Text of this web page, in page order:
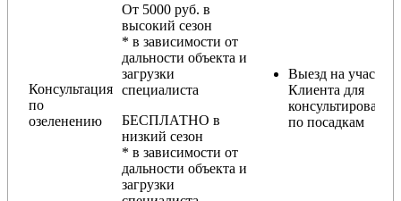
Консультация
по
озеленению
От 5000 руб. в
высокий сезон
* в зависимости от
дальности объекта и
загрузки
специалиста
БЕСПЛАТНО в
низкий сезон
* в зависимости от
дальности объекта и
загрузки
Выезд на участок
Клиента для
консультирования
по посадкам